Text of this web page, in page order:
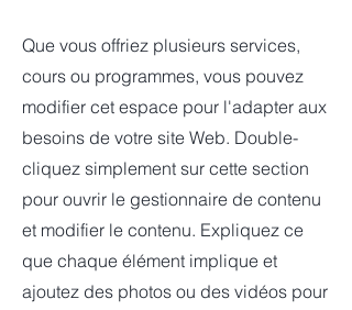
Que vous offriez plusieurs services,
cours ou programmes, vous pouvez
modifier cet espace pour l'adapter aux
besoins de votre site Web. Double-
cliquez simplement sur cette section
pour ouvrir le gestionnaire de contenu
et modifier le contenu. Expliquez ce
que chaque élément implique et
ajoutez des photos ou des vidéos pour